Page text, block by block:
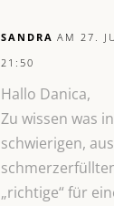
SANDRA AM 27.
21:50
Hallo Danica,
Zu wissen was
schwierigen,
„richtige“ für